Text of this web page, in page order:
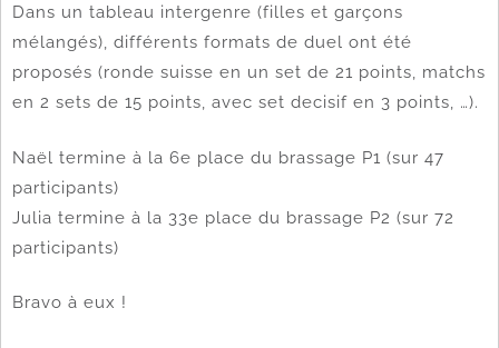
Dans un tableau intergenre (filles et garçons
mélangés), différents formats de duel ont été
proposés (ronde suisse en un set de 21 points, matchs
en 2 sets de 15 points, avec set decisif en 3 points, …).
Naël termine à la 6e place du brassage P1 (sur 47
participants)
Julia termine à la 33e place du brassage P2 (sur 72
participants)
Bravo à eux !